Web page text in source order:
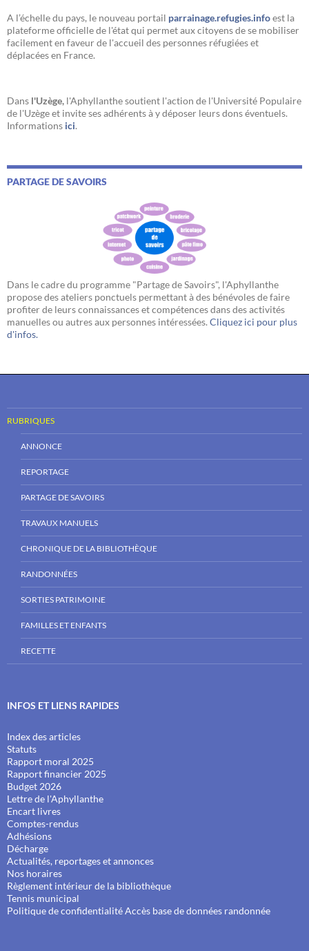
A l’échelle du pays, le nouveau portail parrainage.refugies.infoest la
plateforme officielle de l'état qui permet aux citoyens de se mobiliser
facilement en faveur de l'accueil des personnes réfugiées et
déplacées en France.
Dans l'Uzège, l'Aphyllanthe soutient l'action de l'Université Populaire
de l'Uzège et invite ses adhérents à y déposer leurs dons éventuels.
Informations ici.
PARTAGE DE SAVOIRS
Dans le cadre du programme "Partage de Savoirs", l'Aphyllanthe
propose des ateliers ponctuels permettant à des bénévoles de faire
profiter de leurs connaissances et compétences dans des activités
manuelles ou autres aux personnes intéressées. Cliquez ici pour plus
d'infos.
RUBRIQUES
ANNONCE
REPORTAGE
PARTAGE DE SAVOIRS
TRAVAUX MANUELS
CHRONIQUE DE LA BIBLIOTHÈQUE
RANDONNÉES
SORTIES PATRIMOINE
FAMILLES ET ENFANTS
RECETTE
INFOS ET LIENS RAPIDES
Index des articles
Statuts
Rapport moral 2025
Rapport financier 2025
Budget 2026
Lettre de l'Aphyllanthe
Encart livres
Comptes-rendus
Adhésions
Décharge
Actualités, reportages et annonces
Nos horaires
Règlement intérieur de la bibliothèque
Tennis municipal
Politique de confidentialitéAccès base de données randonnée